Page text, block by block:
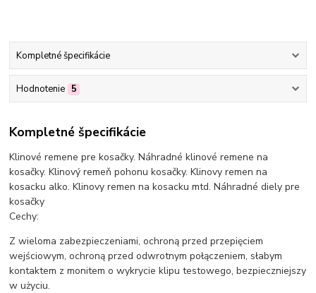
Kompletné špecifikácie
Hodnotenie 5
Kompletné špecifikácie
Klinové remene pre kosačky. Náhradné klinové remene na
kosačky. Klinový remeň pohonu kosačky. Klinovy remen na
kosacku alko. Klinovy remen na kosacku mtd. Náhradné diely pre
kosačky
Cechy:
Z wieloma zabezpieczeniami, ochroną przed przepięciem
wejściowym, ochroną przed odwrotnym połączeniem, słabym
kontaktem z monitem o wykrycie klipu testowego, bezpieczniejszy
w użyciu.